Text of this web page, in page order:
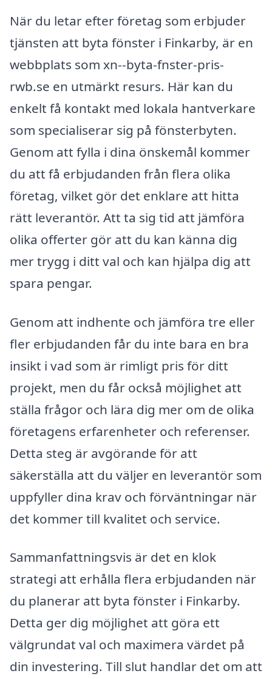
När du letar efter företag som erbjuder
tjänsten att byta fönster i Finkarby, är en
webbplats som xn--byta-fnster-pris-
rwb.se en utmärkt resurs. Här kan du
enkelt få kontakt med lokala hantverkare
som specialiserar sig på fönsterbyten.
Genom att fylla i dina önskemål kommer
du att få erbjudanden från flera olika
företag, vilket gör det enklare att hitta
rätt leverantör. Att ta sig tid att jämföra
olika offerter gör att du kan känna dig
mer trygg i ditt val och kan hjälpa dig att
spara pengar.
Genom att indhente och jämföra tre eller
fler erbjudanden får du inte bara en bra
insikt i vad som är rimligt pris för ditt
projekt, men du får också möjlighet att
ställa frågor och lära dig mer om de olika
företagens erfarenheter och referenser.
Detta steg är avgörande för att
säkerställa att du väljer en leverantör som
uppfyller dina krav och förväntningar när
det kommer till kvalitet och service.
Sammanfattningsvis är det en klok
strategi att erhålla flera erbjudanden när
du planerar att byta fönster i Finkarby.
Detta ger dig möjlighet att göra ett
välgrundat val och maximera värdet på
din investering. Till slut handlar det om att